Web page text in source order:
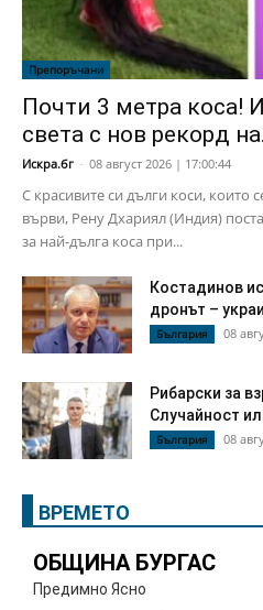
Препоръчани
Почти 3 метра коса!
света с нов рекорд
Искра.бг - 08 август 2026 | 17:00:44
С красивите си дълги коси, които
върви, Рену Дхариял (Индия)
за най-дълга коса при...
Костадинов
дронът –
България 08
Рибарски за
Случайност
България 08
ВРЕМЕТО
ОБЩИНА БУРГАС
Предимно Ясно